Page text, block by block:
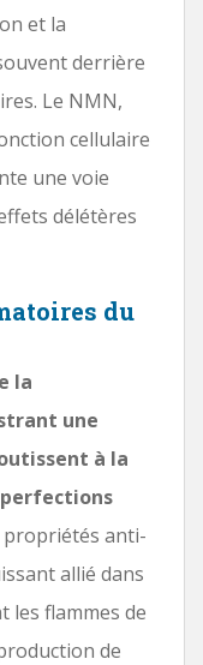
et la
derrière
Le NMN,
cellulaire
une voie
délétères
du
la
une
à la
propriétés anti-
allié dans
les flammes de
de